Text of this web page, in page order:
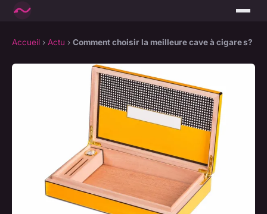
Accueil › Actu › Comment choisir la meilleure cave à cigare s?